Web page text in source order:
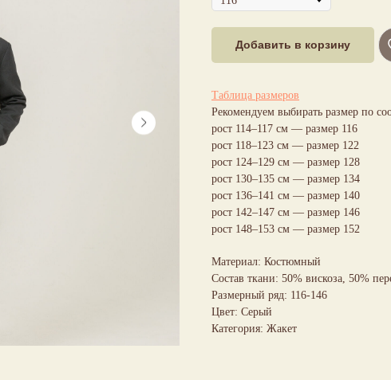
Добавить в корзину
Таблица размеров
Рекомендуем выбирать размер по
рост 114–117 см — размер 116
рост 118–123 см — размер 122
рост 124–129 см — размер 128
рост 130–135 см — размер 134
рост 136–141 см — размер 140
рост 142–147 см — размер 146
рост 148–153 см — размер 152
Материал: Костюмный
Состав ткани: 50% вискоза, 50%
Размерный ряд: 116-146
Цвет: Серый
Категория: Жакет